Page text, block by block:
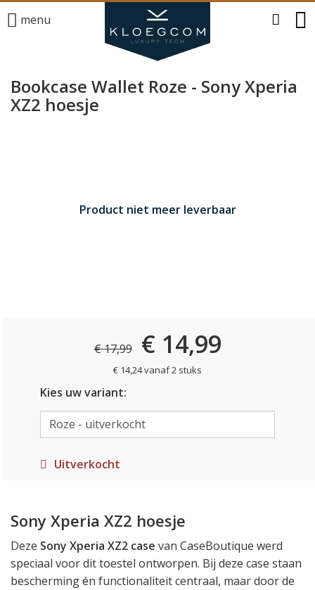
menu
Bookcase Wallet Roze - Sony Xperia
XZ2 hoesje
Product niet meer leverbaar
€ 17,99 € 14,99
€ 14,24 vanaf 2 stuks
Kies uw variant:
Uitverkocht
Sony Xperia XZ2 hoesje
Deze Sony Xperia XZ2 case van CaseBoutique werd
speciaal voor dit toestel ontworpen. Bij deze case staan
bescherming én functionaliteit centraal, maar door de